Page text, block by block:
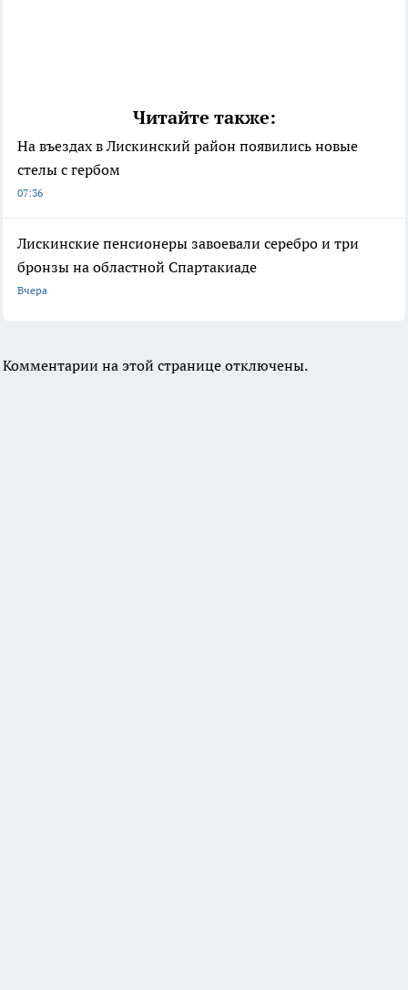
Читайте также:
На въездах в Лискинский район появились новые
стелы с гербом
07:36
Лискинские пенсионеры завоевали серебро и три
бронзы на областной Спартакиаде
Вчера
Комментарии на этой странице отключены.